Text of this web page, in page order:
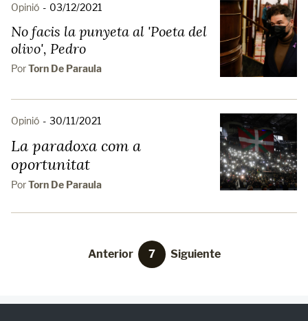
Opinió - 03/12/2021
No facis la punyeta al 'Poeta del
olivo', Pedro
PorTorn De Paraula
Opinió - 30/11/2021
La paradoxa com a
oportunitat
PorTorn De Paraula
Anterior 7 Siguiente